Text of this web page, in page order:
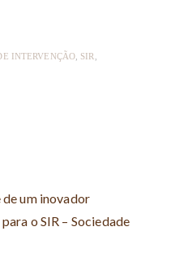
INTERVENÇÃO SIR
um inovador
o SIR – Sociedade